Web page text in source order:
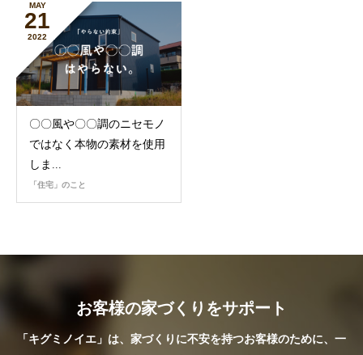
MAY
21
2022
〇〇風や〇〇調のニセモノ
ではなく本物の素材を使用
しま...
「住宅」のこと
お客様の家づくりをサポート
「キグミノイエ」は、家づくりに不安を持つお客様のために、一